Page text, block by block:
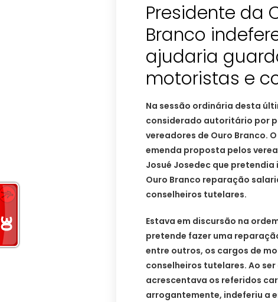
Presidente da
Branco
ajudaria
motoristas e
Na sessão ordinária desta
considerado autoritário por
vereadores de Ouro Branco.
emenda proposta pelos
Josué Josedec que
Ouro Branco reparação
conselheiros tutelares.
Estava em discursão na
pretende fazer uma
entre outros, os cargos de
conselheiros tutelares. Ao
acrescentava os referidos
arrogantemente, indeferiu a